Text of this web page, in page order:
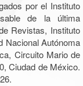
por el Instituto
de la última
Revistas, Instituto
Nacional Autónoma
Circuito Mario de
Ciudad de México.